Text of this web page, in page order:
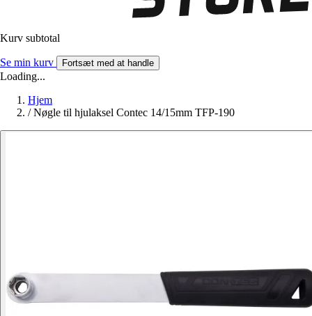
Kurv subtotal
Se min kurv Fortsæt med at handle
Loading...
Hjem
/ Nøgle til hjulaksel Contec 14/15mm TFP-190